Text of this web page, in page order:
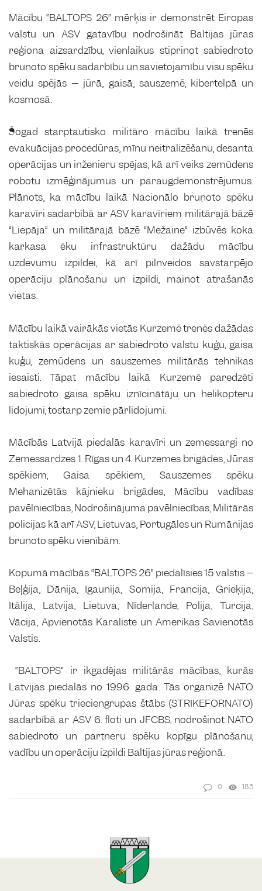
Mācību “BALTOPS 26” mērķis ir demonstrēt Eiropas
valstu un ASV gatavību nodrošināt Baltijas jūras
reģiona aizsardzību, vienlaikus stiprinot sabiedroto
bruņoto spēku sadarbību un savietojamību visu spēku
veidu spējās – jūrā, gaisā, sauszemē, kibertelpā un
kosmosā.
Šogad starptautisko militāro mācību laikā trenēs
evakuācijas procedūras, mīnu neitralizēšanu, desanta
operācijas un inženieru spējas, kā arī veiks zemūdens
robotu izmēģinājumus un paraugdemonstrējumus.
Plānots, ka mācību laikā Nacionālo bruņoto spēku
karavīri sadarbībā ar ASV karavīriem militārajā bāzē
“Liepāja” un militārajā bāzē “Mežaine” izbūvēs koka
karkasa ēku infrastruktūru dažādu mācību
uzdevumu izpildei, kā arī pilnveidos savstarpējo
operāciju plānošanu un izpildi, mainot atrašanās
vietas.
Mācību laikā vairākās vietās Kurzemē trenēs dažādas
taktiskās operācijas ar sabiedroto valstu kuģu, gaisa
kuģu, zemūdens un sauszemes militārās tehnikas
iesaisti. Tāpat mācību laikā Kurzemē paredzēti
sabiedroto gaisa spēku iznīcinātāju un helikopteru
lidojumi, tostarp zemie pārlidojumi.
Mācībās Latvijā piedalās karavīri un zemessargi no
Zemessardzes 1. Rīgas un 4. Kurzemes brigādes, Jūras
spēkiem, Gaisa spēkiem, Sauszemes spēku
Mehanizētās kājnieku brigādes, Mācību vadības
pavēlniecības, Nodrošinājuma pavēlniecības, Militārās
policijas kā arī ASV, Lietuvas, Portugāles un Rumānijas
bruņoto spēku vienībām.
Kopumā mācībās “BALTOPS 26” piedalīsies 15 valstis –
Beļģija, Dānija, Igaunija, Somija, Francija, Grieķija,
Itālija, Latvija, Lietuva, Nīderlande, Polija, Turcija,
Vācija, Apvienotās Karaliste un Amerikas Savienotās
Valstis.
“BALTOPS” ir ikgadējas militārās mācības, kurās
Latvijas piedalās no 1996. gada. Tās organizē NATO
Jūras spēku trieciengrupas štābs (STRIKEFORNATO)
sadarbībā ar ASV 6. floti un JFCBS, nodrošinot NATO
sabiedroto un partneru spēku kopīgu plānošanu,
vadību un operāciju izpildi Baltijas jūras reģionā.
0 185